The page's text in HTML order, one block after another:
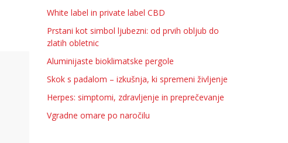
White label in private label CBD
Prstani kot simbol ljubezni: od prvih obljub do
zlatih obletnic
Aluminijaste bioklimatske pergole
Skok s padalom – izkušnja, ki spremeni življenje
Herpes: simptomi, zdravljenje in preprečevanje
Vgradne omare po naročilu